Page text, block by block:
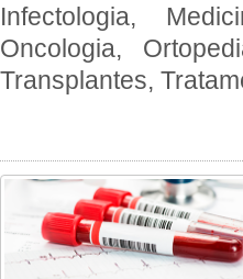
Infectologia,
Oncologia,
Transplantes,